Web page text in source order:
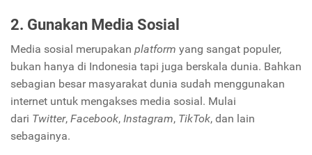
2. Gunakan Media Sosial
Media sosial merupakan platform yang sangat populer,
bukan hanya di Indonesia tapi juga berskala dunia. Bahkan
sebagian besar masyarakat dunia sudah menggunakan
internet untuk mengakses media sosial. Mulai
dari Twitter, Facebook, Instagram, TikTok, dan lain
sebagainya.